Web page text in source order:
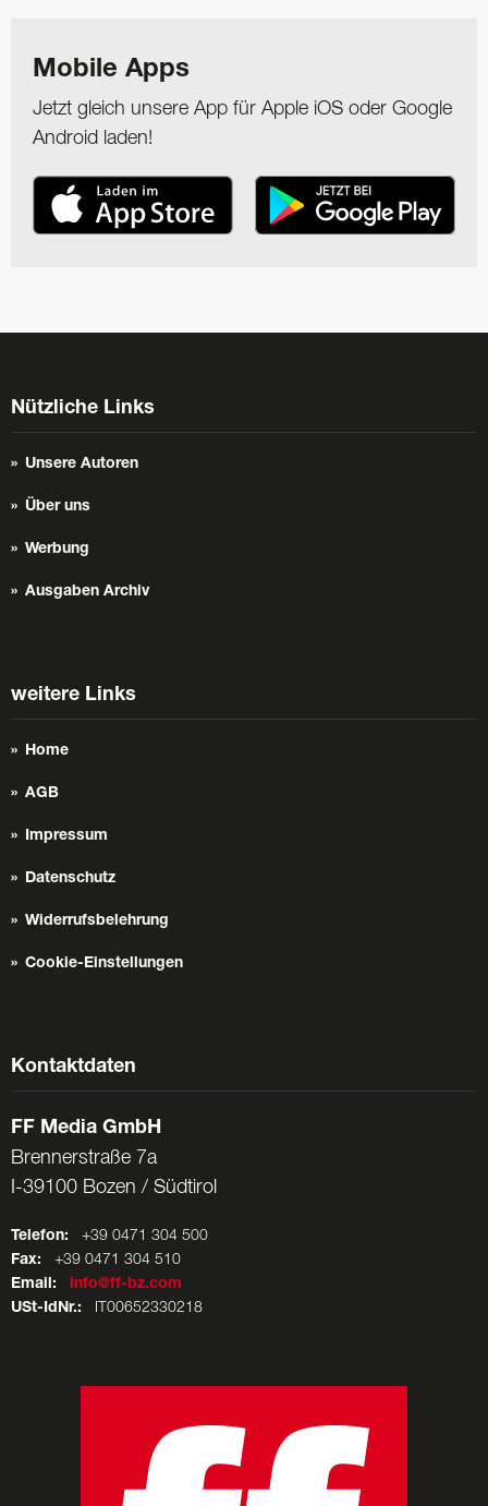
Mobile Apps
Jetzt gleich unsere App für Apple iOS oder Google
Android laden!
Nützliche Links
Unsere Autoren
Über uns
Werbung
Ausgaben Archiv
weitere Links
Home
AGB
Impressum
Datenschutz
Widerrufsbelehrung
Cookie-Einstellungen
Kontaktdaten
FF Media GmbH
Brennerstraße 7a
I-39100 Bozen / Südtirol
Telefon: +39 0471 304 500
Fax: +39 0471 304 510
Email:
info@ff-bz.com
USt-IdNr.: IT00652330218